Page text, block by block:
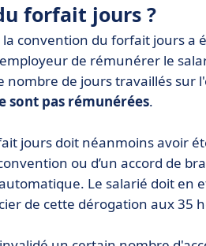
forfait jours ?
convention du forfait jours a
de rémunérer le
nombre de jours travaillés sur
sont pas rémunérées.
jours doit néanmoins avoir
ou d’un accord de
Le salarié doit en
de cette dérogation aux 35